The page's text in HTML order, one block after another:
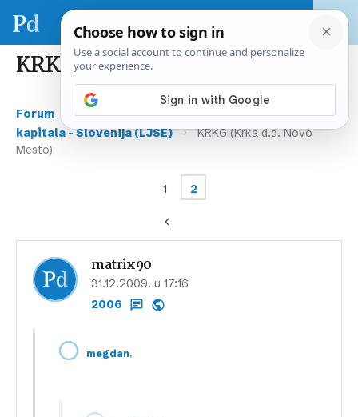
KRKG (Krka d.d. Novo Mesto)
Forum Tržište kapitala – regija & svijet ›
Tržišta
kapitala – Slovenija (LJSE)
›
KRKG (Krka d.d. Novo
Mesto)
1 2
matrix90
31.12.2009. u 17:16
2006
megdan,